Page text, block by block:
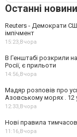
Останні новини
Reuters - Демократи
імпічмент
15:23,Вчора
В Генштабі розкрили
Росії, є прильоти
14:56,Вчора
Мадяр розповів про
Азовському морях . 12
12:33,Вчора
Нові правила
11:16,Вчора